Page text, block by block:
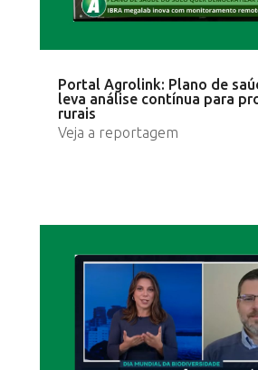
Portal Agrolink: Plano de
leva análise contínua para
rurais
Veja a reportagem